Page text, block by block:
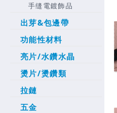
手缝電鍍飾品
出芽&包邊帶
功能性材料
亮片/水鑽水晶
燙片/燙鑽類
拉鏈
五金